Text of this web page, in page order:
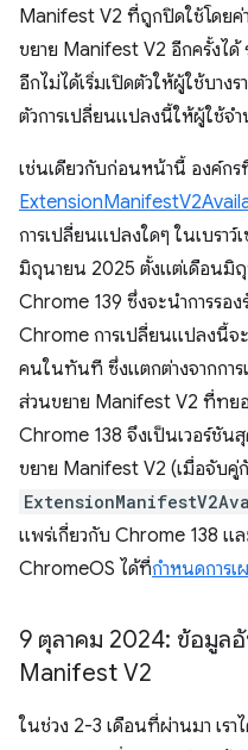
Manifest V2 ที่ถูกปิดใช้โดยค่
ขยาย Manifest V2 อีกครั้งได้
อีกไม่ได้เริ่มเปิดตัวให้ผู้ใช้บาง
ตัวการเปลี่ยนแปลงนี้ให้ผู้ใช้จ
เช่นเดียวกับก่อนหน้านี้ องค์กร
การเปลี่ยนแปลงใดๆ ในเบรา
มิถุนายน 2025 ตั้งแต่เดือนมิถุ
Chrome 139 ซึ่งจะนำการรอ
Chrome การเปลี่ยนแปลงนี้จ
คนในทันที ซึ่งแตกต่างจากกา
ส่วนขยาย Manifest V2 ที่ทย
Chrome 138 จึงเป็นเวอร์ชัน
ขยาย Manifest V2 (เมื่อจับคู่
แพร่เกี่ยวกับ Chrome 138 แล
ChromeOS ได้ที่กำหนดการ
9 ตุลาคม 2024: ข้อมูลอั
Manifest V2
ในช่วง 2-3 เดือนที่ผ่านมา เรา